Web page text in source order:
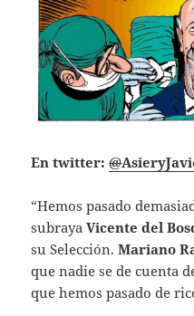
En twitter:@
“Hemos pasado
subrayaVicente del
su Selección.Mariano
que nadie se de cuenta
que hemos pasado de